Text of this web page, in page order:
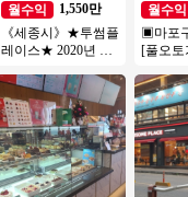
월수익
1,550만
《세종시》★투썸플
레이스★ 2020년 신
특급 양도양수
월수익
▣마포
[풀오
준한매